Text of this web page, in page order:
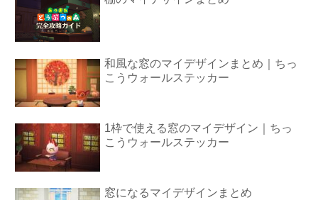
和風な窓のマイデザインまとめ｜ちっ
こうウォールステッカー
1枠で使える窓のマイデザイン｜ちっ
こうウォールステッカー
窓になるマイデザインまとめ